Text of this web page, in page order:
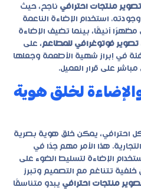
تصوير منتجات احترافي ناجح، حيث
استخدام الإضاءة الناعمة
أنيقًا، بينما تضيف الإضاءة
تصوير فوتوغرافي للمطاعم، على
في إبراز شهية الأطعمة وجعلها
على قرار العميل.
والإضاءة لخلق هوية
احترافي، يمكن خلق هوية بصرية
هذا الأمر مهم جدًا في
الإضاءة لتسليط الضوء على
خلفية تتناغم مع التصميم وتبرز
منتجات احترافي يبدو متناسقًا